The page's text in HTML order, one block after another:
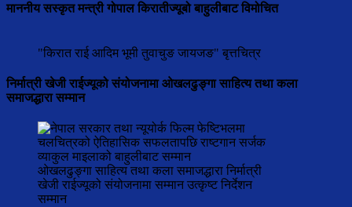
माननीय सस्कृत मन्त्री गोपाल किरातीज्यूबो बाहुलीबाट विमोचित
"किरात राई आदिम भूमी तुवाचुङ जायजङ" बृत्तचित्र
निर्मात्री खेजी राईज्यूको संयोजनामा ओखलढुङ्गा साहित्य तथा कला
समाजद्धारा सम्मान
ओखलढुङ्गा साहित्य तथा कला समाजद्धारा निर्मात्री
खेजी राईज्यूको संयोजनामा सम्मान उत्कृष्ट निर्देशन
सम्मान